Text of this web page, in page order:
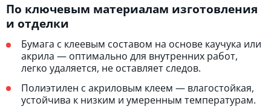
По ключевым материалам изготовления
и отделки
Бумага с клеевым составом на основе каучука или
акрила — оптимально для внутренних работ,
легко удаляется, не оставляет следов.
Полиэтилен с акриловым клеем — влагостойкая,
устойчива к низким и умеренным температурам.